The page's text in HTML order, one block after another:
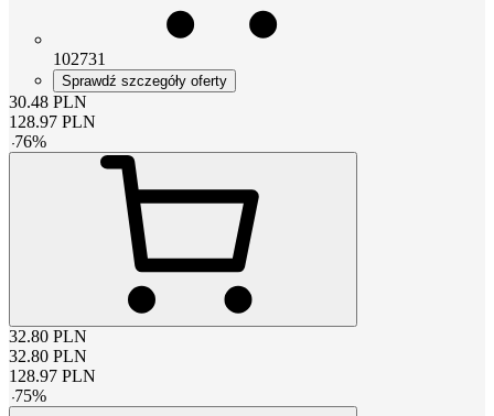
102731
Sprawdź szczegóły oferty
30.48 PLN
128.97 PLN
-76%
32.80 PLN
32.80 PLN
128.97 PLN
-75%